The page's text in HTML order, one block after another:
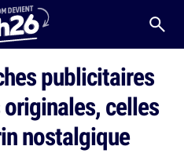
publicitaires
celles
nostalgique